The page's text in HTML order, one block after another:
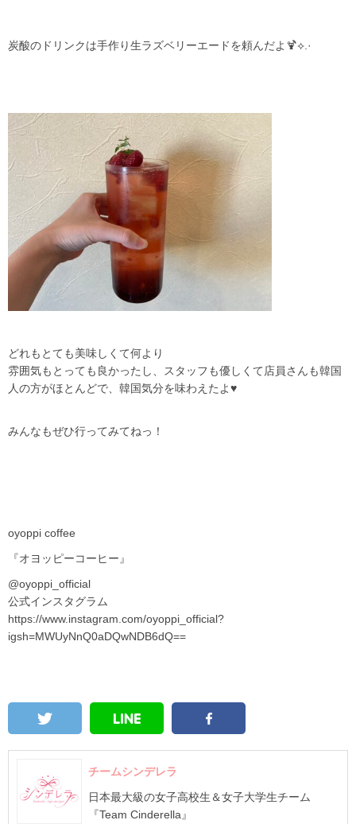
炭酸のドリンクは手作り生ラズベリーエードを頼んだよ🍹⟡.·
どれもとても美味しくて何より
雰囲気もとっても良かったし、スタッフも優しくて店員さんも韓国
人の方がほとんどで、韓国気分を味わえたよ♥
みんなもぜひ行ってみてねっ！
oyoppi coffee
『オヨッピーコーヒー』
@oyoppi_official
公式インスタグラム
https://www.instagram.com/oyoppi_official?
igsh=MWUyNnQ0aDQwNDB6dQ==
チームシンデレラ
日本最大級の女子高校生＆女子大学生チーム
『Team Cinderella』